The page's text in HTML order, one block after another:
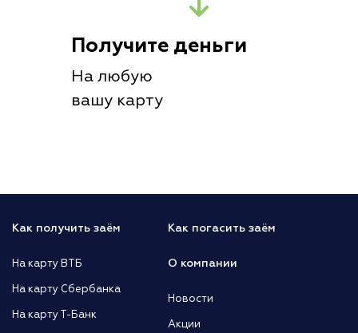
Получите деньги
На любую
вашу карту
Как получить заём
На карту ВТБ
На карту Сбербанка
На карту Т-Банк
Как погасить заём
О компании
Новости
Акции